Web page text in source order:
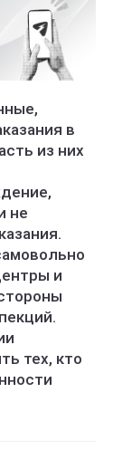
в
из них
не
и
тех, кто